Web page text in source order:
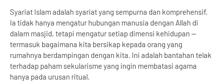
Syariat Islam adalah syariat yang sempurna dan komprehensif.
Ia tidak hanya mengatur hubungan manusia dengan Allah di
dalam masjid, tetapi mengatur setiap dimensi kehidupan —
termasuk bagaimana kita bersikap kepada orang yang
rumahnya berdampingan dengan kita. Ini adalah bantahan telak
terhadap paham sekularisme yang ingin membatasi agama
hanya pada urusan ritual.